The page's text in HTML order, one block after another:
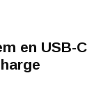
en USB-C